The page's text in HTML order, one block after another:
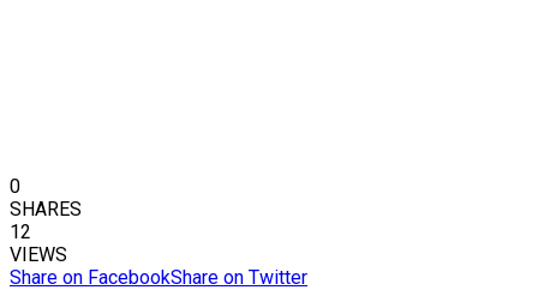
0
SHARES
12
VIEWS
Share on FacebookShare on Twitter